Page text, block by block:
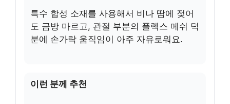
특수 합성 소재를 사용해서 비나 땀에 젖어
도 금방 마르고, 관절 부분의 플렉스 메쉬 덕
분에 손가락 움직임이 아주 자유로워요.
이런 분께 추천